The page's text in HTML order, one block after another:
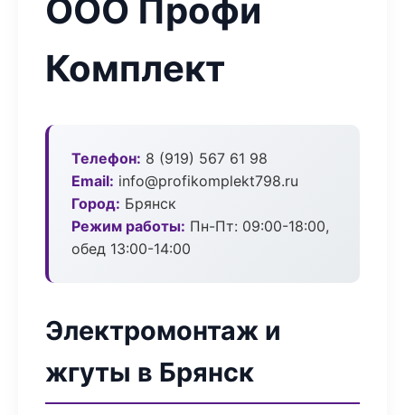
ООО Профи
Комплект
Телефон: 8 (919) 567 61 98
Email: info@profikomplekt798.ru
Город: Брянск
Режим работы: Пн-Пт: 09:00-18:00,
обед 13:00-14:00
Электромонтаж и
жгуты в Брянск